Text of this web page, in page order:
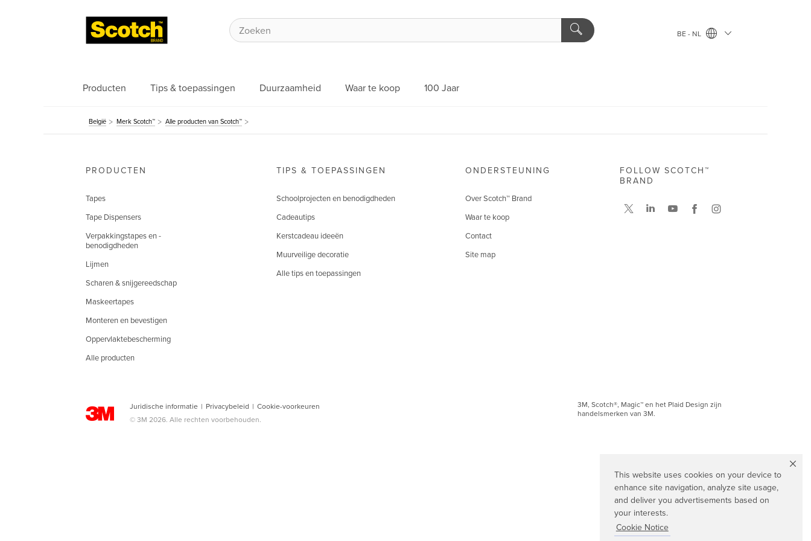
This website uses cookies on your device to
enhance site navigation, analyze site usage,
and deliver you advertisements based on
your interests.
Cookie Notice
BE - NL
Producten Tips & toepassingen Duurzaamheid Waar te koop 100 Jaar
België Merk Scotch™ Alle producten van Scotch™
PRODUCTEN
Tapes
Tape Dispensers
Verpakkingstapes en -
benodigdheden
Lijmen
Scharen & snijgereedschap
Maskeertapes
Monteren en bevestigen
Oppervlaktebescherming
Alle producten
TIPS & TOEPASSINGEN
Schoolprojecten en benodigdheden
Cadeautips
Kerstcadeau ideeën
Muurveilige decoratie
Alle tips en toepassingen
ONDERSTEUNING
Over Scotch™ Brand
Waar te koop
Contact
Site map
Juridische informatie | Privacybeleid | Cookie-voorkeuren
© 3M 2026. Alle rechten voorbehouden.
FOLLOW SCOTCH™
BRAND
3M, Scotch®, Magic™ en het Plaid Design zijn
handelsmerken van 3M.